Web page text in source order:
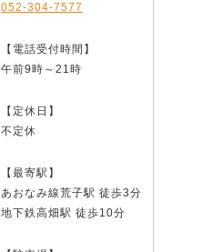
052-304-7577
【電話受付時間】
午前9時～21時
【定休日】
不定休
【最寄駅】
あおなみ線荒子駅 徒歩3分
地下鉄高畑駅 徒歩10分